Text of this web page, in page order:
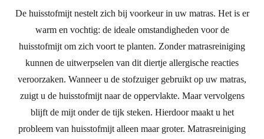
De huisstofmijt nestelt zich bij voorkeur in uw matras. Het is er
warm en vochtig: de ideale omstandigheden voor de
huisstofmijt om zich voort te planten. Zonder matrasreiniging
kunnen de uitwerpselen van dit diertje allergische reacties
veroorzaken. Wanneer u de stofzuiger gebruikt op uw matras,
zuigt u de huisstofmijt naar de oppervlakte. Maar vervolgens
blijft de mijt onder de tijk steken. Hierdoor maakt u het
probleem van huisstofmijt alleen maar groter. Matrasreiniging